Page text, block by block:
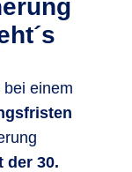
einem
der 30.